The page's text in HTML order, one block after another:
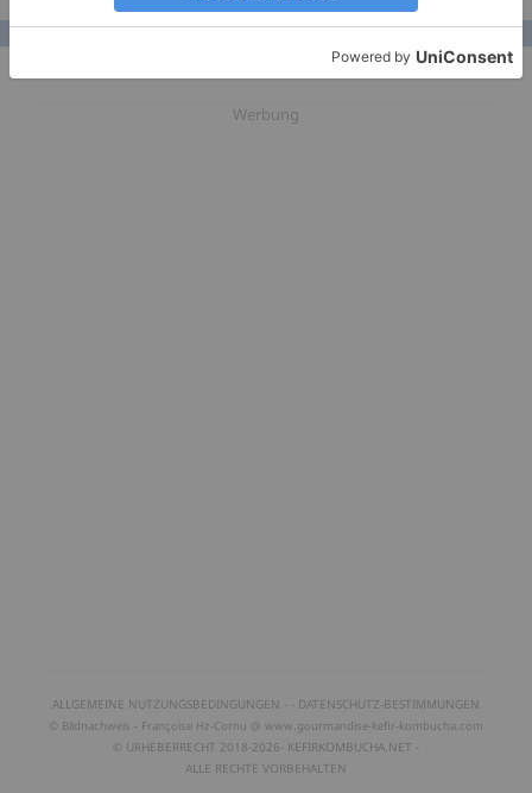
Werbung
ALLGEMEINE NUTZUNGSBEDINGUNGEN - - DATENSCHUTZ-BESTIMMUNGEN
© Bildnachweis - Françoise Hz-Cornu @ www.gourmandise-kefir-kombucha.com
© URHEBERRECHT 2018-2026- KEFIRKOMBUCHA.NET -
ALLE RECHTE VORBEHALTEN